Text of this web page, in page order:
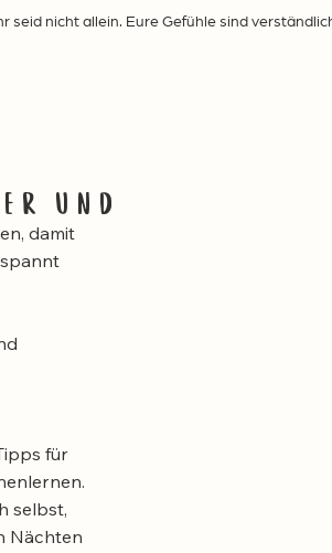
seid nicht allein. Eure Gefühle sind
und
damit
für
selbst,
Nächten